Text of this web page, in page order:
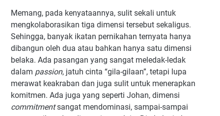
Memang, pada kenyataannya, sulit sekali untuk
mengkolaborasikan tiga dimensi tersebut sekaligus.
Sehingga, banyak ikatan pernikahan ternyata hanya
dibangun oleh dua atau bahkan hanya satu dimensi
belaka. Ada pasangan yang sangat meledak-ledak
dalam passion, jatuh cinta “gila-gilaan”, tetapi lupa
merawat keakraban dan juga sulit untuk menerapkan
komitmen. Ada juga yang seperti Johan, dimensi
commitmentsangat mendominasi, sampai-sampai